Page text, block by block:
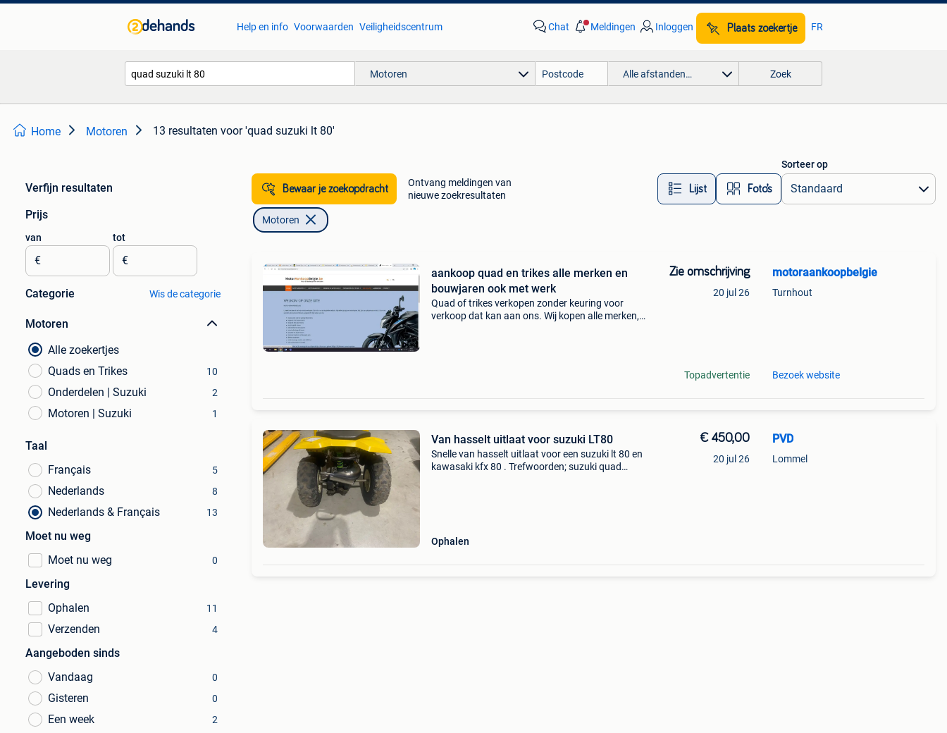
Help en info Voorwaarden Veiligheidscentrum Chat Meldingen Inloggen Plaats zoekertje FR
Motoren Alle afstanden… Zoek
Home Motoren 13 resultaten voor 'quad suzuki lt 80'
Verfijn resultaten
Prijs
van
€
tot
€
Categorie Wis de categorie
Motoren
Alle zoekertjes
Quads en Trikes
10
Onderdelen | Suzuki 2
Motoren | Suzuki 1
Taal
Français
5
Nederlands 8
Nederlands & Français 13
Moet nu weg
Moet nu weg
0
Levering
Ophalen
11
Verzenden 4
Aangeboden sinds
Vandaag
0
Gisteren 0
Een week 2
Bewaar je zoekopdracht
Ontvang meldingen van
nieuwe zoekresultaten
Lijst Foto’s
Sorteer op
Motoren
aankoop quad en trikes alle merken en
bouwjaren ook met werk
Quad of trikes verkopen zonder keuring voor
verkoop dat kan aan ons. Wij kopen alle merken,
Zie omschrijving
20 jul 26
Topadvertentie
motoraankoopbelgie
Turnhout
Bezoek website
Van hasselt uitlaat voor suzuki LT80
Snelle van hasselt uitlaat voor een suzuki lt 80 en
kawasaki kfx 80 . Trefwoorden; suzuki quad
Ophalen
€ 450,00
20 jul 26
PVD
Lommel